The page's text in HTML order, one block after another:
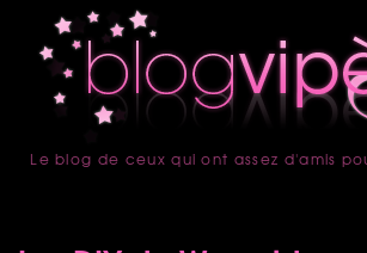
accueil
Le blog de ceux qui ont assez d'amis